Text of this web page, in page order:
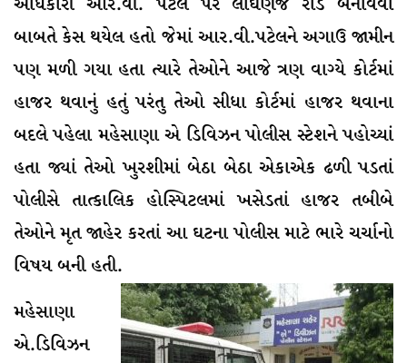
બાબતે કેસ થયેલ હતો જેમાં આર.વી.પટેલને અગાઉ જામીન
પણ મળી ગયા હતા ત્યારે તેઓને આજે ત્રણ વાગ્યે કોર્ટમાં
હાજર થવાનું હતું પરંતુ તેઓ સીધા કોર્ટમાં હાજર થવાના
બદલે પહેલા મહેસાણા એ ડિવિઝન પોલીસ સ્ટેશને પહોચ્યાં
હતા જ્યાં તેઓ ખુરશીમાં બેઠા બેઠા એકાએક ઢળી પડતાં
પોલીસે તાત્કાલિક હોસ્પિટલમાં ખસેડતાં હાજર તબીબે
તેઓને મૃત જાહેર કરતાં આ ઘટના પોલીસ માટે ભારે ચર્ચાનો
વિષય બની હતી.
મહેસાણા
એ.ડિવિઝન